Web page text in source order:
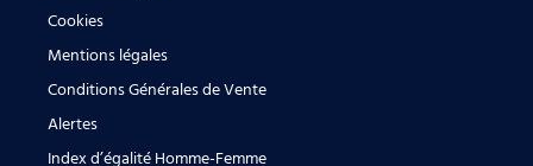
Cookies
Mentions légales
Conditions Générales de Vente
Alertes
Index d’égalité Homme-Femme